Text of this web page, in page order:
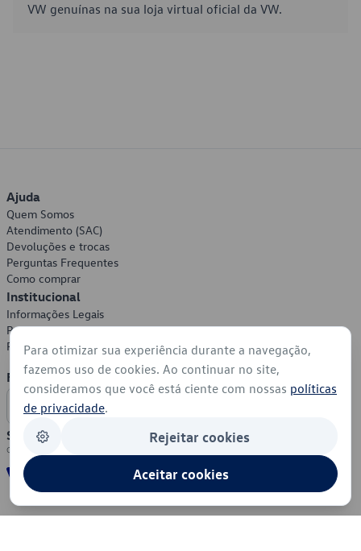
VW genuínas na sua loja virtual oficial da VW.
Ajuda
Quem Somos
Atendimento (SAC)
Devoluções e trocas
Perguntas Frequentes
Como comprar
Institucional
Informações Legais
Política de Privacidade
Política de Cookies
Formas de Pagamento
Segurança
Para otimizar sua experiência durante a navegação,
fazemos uso de cookies. Ao continuar no site,
consideramos que você está ciente com nossas políticas
de privacidade.
Rejeitar cookies
Aceitar cookies